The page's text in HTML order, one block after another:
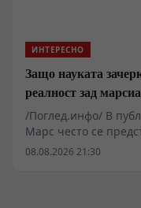
ИНТЕРЕСНО
Защо науката
реалност зад
/Поглед.инфо/ В
Марс често се
на милиардери,
08.08.2026 21:30